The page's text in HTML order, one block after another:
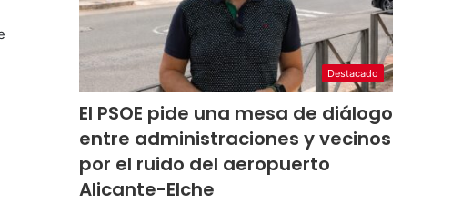
Destacado
El PSOE pide una mesa de diálogo
entre administraciones y vecinos
por el ruido del aeropuerto
Alicante-Elche